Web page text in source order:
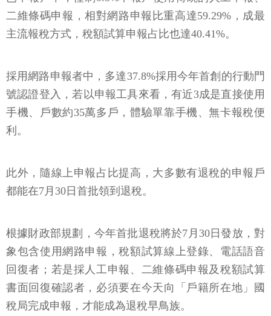
二維條碼申報，相對網路申報比重高達59.29%，成最
主流報稅方式，稅額試算申報占比也達40.41%。
採用網路申報者中，多達37.8%採用今年首創的行動門
號認證登入，若以申報工具來看，有近3成是直接使用
手機、戶數約35萬多戶，體驗單靠手機、無卡報稅便
利。
此外，隨線上申報占比提高，大多數有退稅的申報戶
都能在7月30日首批領到退稅。
根據財政部規劃，今年首批退稅將於7月30日發放，對
象包含使用網路申報，稅額試算線上登錄、電話語音
回復者；若是採人工申報、二維條碼申報及稅額試算
書面回復確認者，必須要在今天向「戶籍所在地」國
稅局完成申報，才能成為退稅早鳥族。